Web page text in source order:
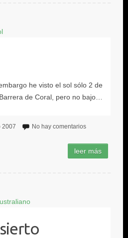
2007 No hay comentarios